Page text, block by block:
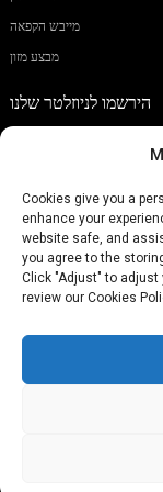
מייבש הקפאה
מבצע מזון
הירשמו לניוזלטר שלנו
לְהַגִישׁ
טֵלֵפוֹן:‏(+86)757-29292044
Cookies give you a
enhance your
website safe, and
you agree to the
Click "Adjust" to
review our Cookies